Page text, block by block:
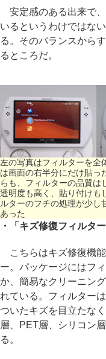
安定感のある出来で
いるというわけではな
る。そのバランスから
るところだ。
左の写真はフィルターを全
は画面の右半分にだけ貼っ
らも、フィルターの品質は
透明度も高く、貼り付けも
ルターのフチの処理が少し
あった
・「キズ修復フィルタ
こちらはキズ修復機
ー。パッケージにはフ
か、簡易なクリーニン
れている。フィルター
ついたキズを目立たな
層、PET層、シリコン
る。